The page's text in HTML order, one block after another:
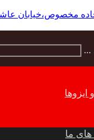
...
ایزوها
های ما